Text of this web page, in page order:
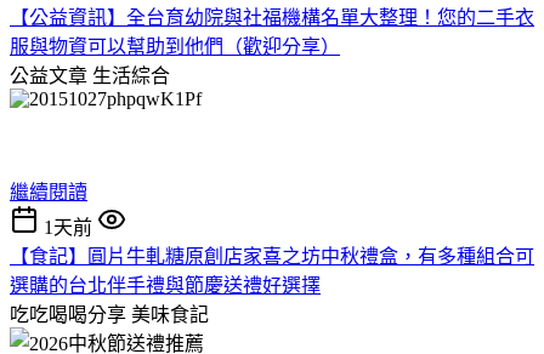
【公益資訊】全台育幼院與社福機構名單大整理！您的二手衣
服與物資可以幫助到他們（歡迎分享）
公益文章 生活綜合
繼續閱讀
1天前
【食記】圓片牛軋糖原創店家喜之坊中秋禮盒，有多種組合可
選購的台北伴手禮與節慶送禮好選擇
吃吃喝喝分享 美味食記